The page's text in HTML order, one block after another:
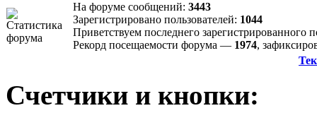
На форуме сообщений: 3443
Зарегистрировано пользователей: 1044
Приветствуем последнего зарегистрированного
Рекорд посещаемости форума — 1974,
Счетчики и кнопки: